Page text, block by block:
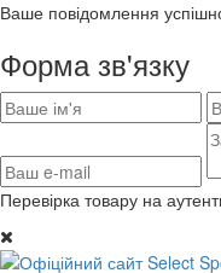
Ваше повідомлення
Форма зв'язку
Перевірка товару на